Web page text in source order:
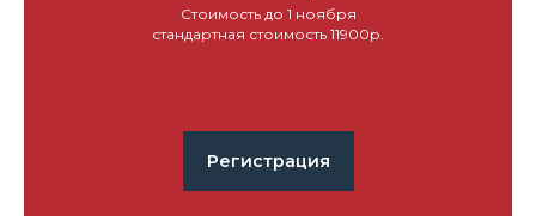
Стоимость до 1 ноября
стандартная стоимость 11900р.
Регистрация